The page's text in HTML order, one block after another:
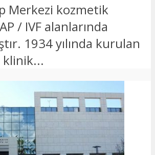
Merkezi kozmetik
/ IVF alanlarında
1934 yılında kurulan
klinik...